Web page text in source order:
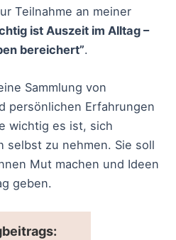
Teilnahme an meiner
ist Auszeit im Alltag –
bereichert”.
Sammlung von
persönlichen Erfahrungen
wichtig es ist, sich
selbst zu nehmen. Sie soll
Mut machen und Ideen
geben.